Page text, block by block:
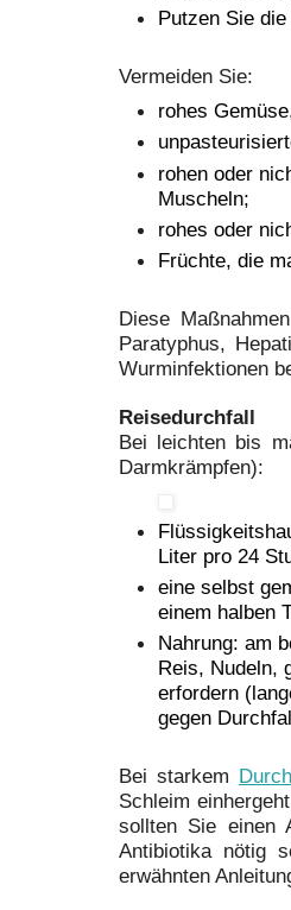
Putzen Sie
Vermeiden Sie:
rohes
rohen oder
Muscheln;
rohes oder
Früchte, die
Diese
Paratyphus,
Wurminfektionen
Reisedurchfall
Bei leichten bis
Darmkrämpfen):
Liter pro 24
eine selbst
einem halben
Nahrung: am
Reis, Nudeln,
erfordern
gegen
Bei starkem
Schleim
sollten Sie einen
Antibiotika nötig
erwähnten